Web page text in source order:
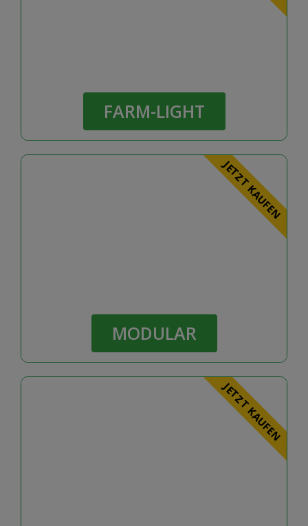
FARM-LIGHT
FARM-LIGHT
JETZT KAUFEN
MODULAR
MODULAR
JETZT KAUFEN